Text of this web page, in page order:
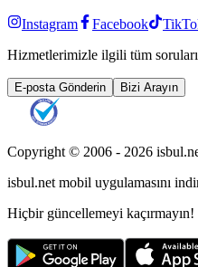
Instagram Facebook
Hizmetlerimizle ilgili tüm
E-posta Gönderin Bizi Arayın
Copyright © 2006 - 2026
isbul.net mobil uygulamasını
Hiçbir güncellemeyi kaçırmayın!